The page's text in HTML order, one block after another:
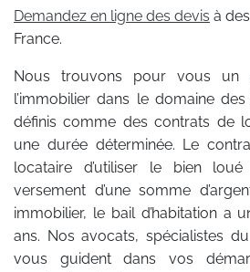
Demandez en ligne des devis à
France.
Nous trouvons pour vous un
l’immobilier dans le domaine
définis comme des contrats de
une durée déterminée. Le
locataire d’utiliser le bien
versement d’une somme
immobilier, le bail d’habitation a
ans. Nos avocats, spécialistes
vous guident dans vos